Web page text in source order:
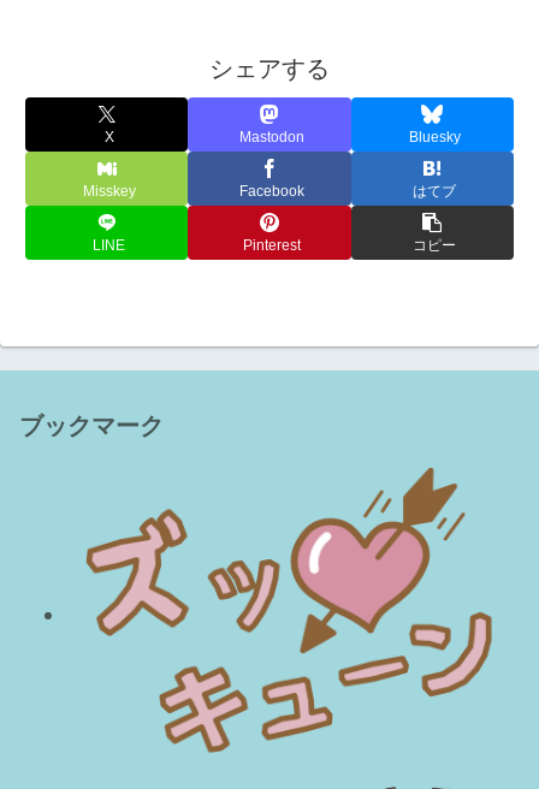
シェアする
X Mastodon Bluesky
Misskey Facebook はてブ
LINE Pinterest コピー
ブックマーク